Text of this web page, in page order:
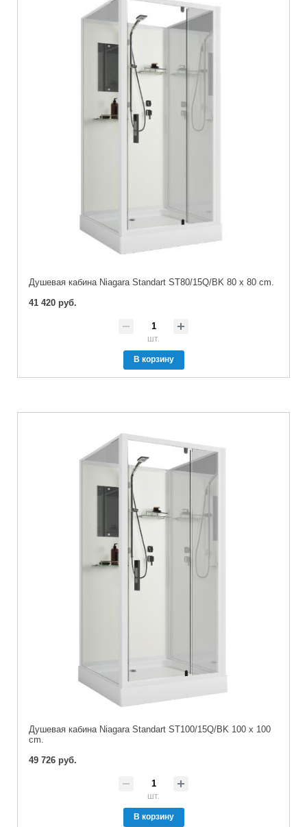
Душевая кабина Niagara Standart ST80/15Q/BK 80 x 80 cm.
41 420 руб.
шт.
В корзину
Душевая кабина Niagara Standart ST100/15Q/BK 100 x 100
cm.
49 726 руб.
шт.
В корзину